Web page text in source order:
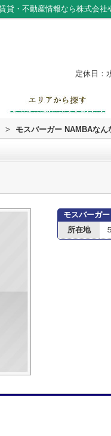
定休日：
> モスバーガー NAMBAなん
モスバーガ
所在地
５